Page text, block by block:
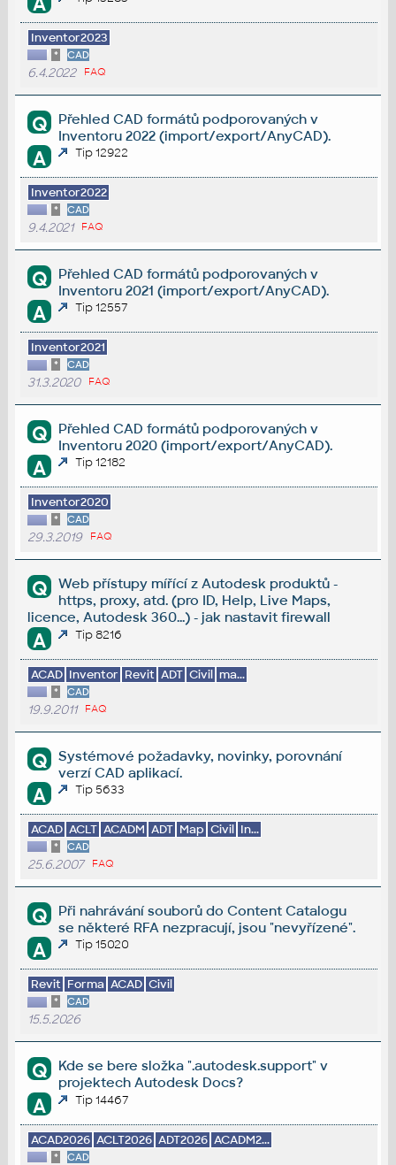
Inventor2023
* CAD
6.4.2022 FAQ
Q
Přehled CAD formátů podporovaných v
Inventoru 2022 (import/export/AnyCAD).
A Tip 12922
Inventor2022
* CAD
9.4.2021 FAQ
Q
Přehled CAD formátů podporovaných v
Inventoru 2021 (import/export/AnyCAD).
A Tip 12557
Inventor2021
* CAD
31.3.2020 FAQ
Q
Přehled CAD formátů podporovaných v
Inventoru 2020 (import/export/AnyCAD).
A Tip 12182
Inventor2020
* CAD
29.3.2019 FAQ
Q
Web přístupy mířící z Autodesk produktů -
https, proxy, atd. (pro ID, Help, Live Maps,
licence, Autodesk 360...) - jak nastavit firewall
A Tip 8216
ACAD Inventor Revit ADT Civil ma...
* CAD
19.9.2011 FAQ
Q
Systémové požadavky, novinky, porovnání
verzí CAD aplikací.
A Tip 5633
ACAD ACLT ACADM ADT Map Civil In...
* CAD
25.6.2007 FAQ
Q
Při nahrávání souborů do Content Catalogu
se některé RFA nezpracují, jsou "nevyřízené".
A Tip 15020
Revit Forma ACAD Civil
* CAD
15.5.2026
Q
Kde se bere složka ".autodesk.support" v
projektech Autodesk Docs?
A Tip 14467
ACAD2026 ACLT2026 ADT2026 ACADM2...
* CAD